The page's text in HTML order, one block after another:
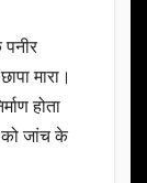
पनीर
मारा।
होता
को जांच के